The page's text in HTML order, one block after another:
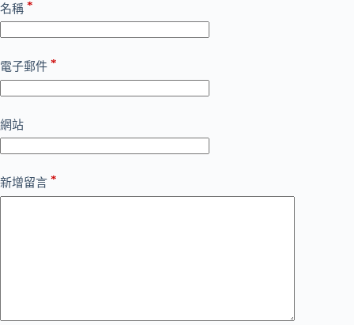
名稱 *
電子郵件 *
網站
新增留言 *